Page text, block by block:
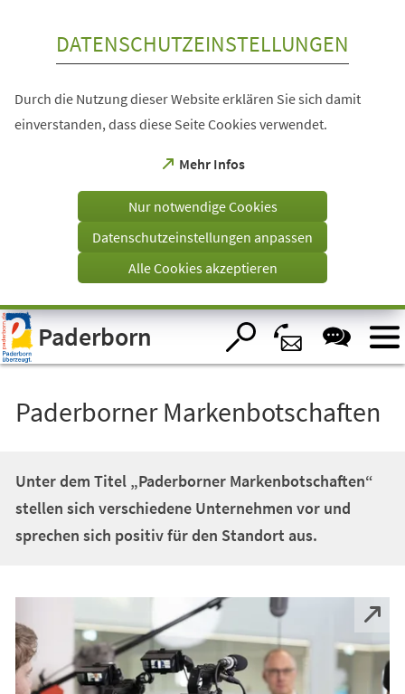
Visuelle
Assistenzsoftware
öffnen.
DATENSCHUTZEINSTELLUNGEN
Durch die Nutzung dieser Website erklären Sie sich damit
einverstanden, dass diese Seite Cookies verwendet.
Mehr Infos
(Öffnet
einem
Tab)
Nur notwendige Cookies
Datenschutzeinstellungen anpassen
Alle Cookies akzeptieren
Paderborn
Paderborner Markenbotschaften
Unter dem Titel „Paderborner Markenbotschaften“
stellen sich verschiedene Unternehmen vor und
sprechen sich positiv für den Standort aus.